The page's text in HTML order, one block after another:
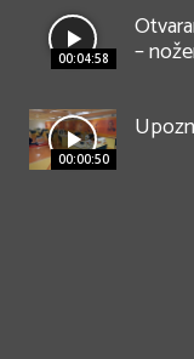
00:04:58 –
00:00:50